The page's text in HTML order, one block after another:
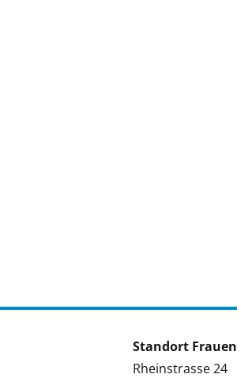
Standort
Rheinstrasse 24